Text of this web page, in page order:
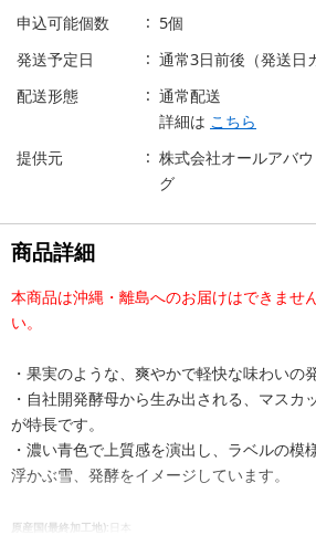
申込可能個数
5個
発送予定日
通常3日前後（発送日
配送形態
通常配送
詳細は こちら
提供元
株式会社オールアバ
グ
商品詳細
本商品は沖縄・離島へのお届けはできませ
い。
・果実のような、爽やかで軽快な味わいの
・自社開発酵母から生み出される、マスカ
が特長です。
・濃い青色で上質感を演出し、ラベルの模
浮かぶ雪、発酵をイメージしています。
原産国(最終加工地): 日本